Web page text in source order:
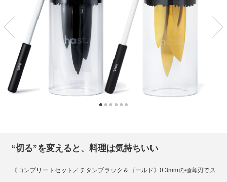
“切る”を変えると、料理は気持ちいい
《コンプリートセット／チタンブラック＆ゴールド》0.3mmの極薄刃でス